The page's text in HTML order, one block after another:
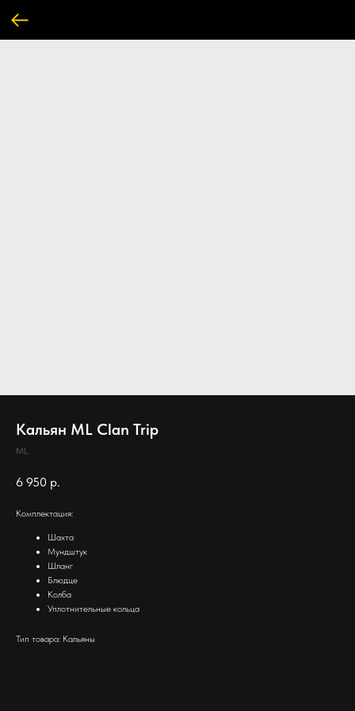
Кальян ML Clan Trip
ML
6 950 р.
Комплектация:
Шахта
Мундштук
Шланг
Блюдце
Колба
Уплотнительные кольца
Тип товара: Кальяны